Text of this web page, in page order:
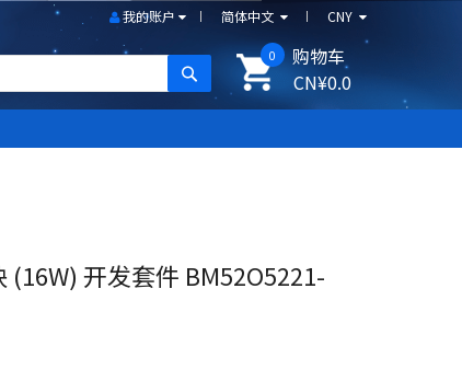
CNY
简体中文
我的账户
购物车
0
CN¥0.0
开发套件 BM52O5221-